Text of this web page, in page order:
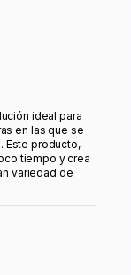
ideal para
en las que se
Este producto,
tiempo y crea
variedad de